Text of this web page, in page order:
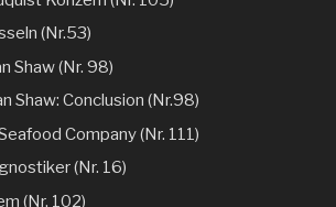
(Nr.53)
Shaw (Nr. 98)
Shaw: Conclusion (Nr.98)
Company (Nr. 111)
(Nr. 16)
(Nr. 102)